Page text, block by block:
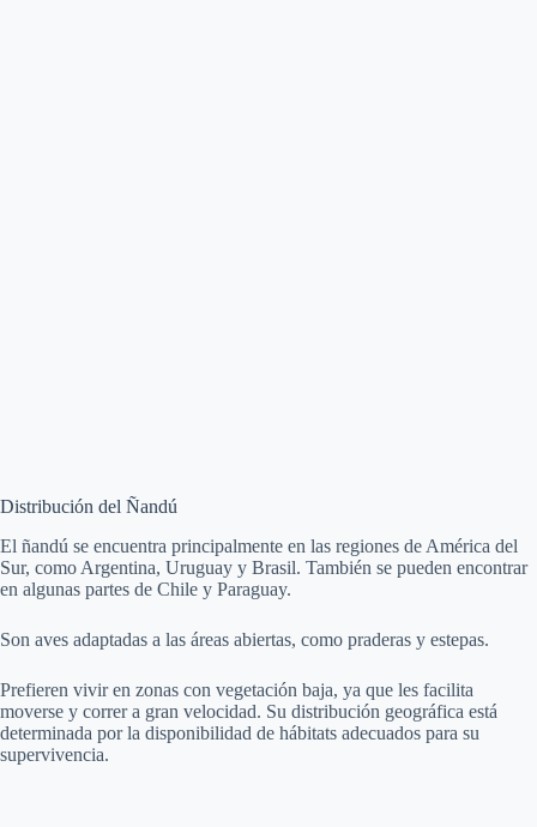
Distribución del Ñandú
El ñandú se encuentra principalmente en las regiones de América del
Sur, como Argentina, Uruguay y Brasil. También se pueden encontrar
en algunas partes de Chile y Paraguay.
Son aves adaptadas a las áreas abiertas, como praderas y estepas.
Prefieren vivir en zonas con vegetación baja, ya que les facilita
moverse y correr a gran velocidad. Su distribución geográfica está
determinada por la disponibilidad de hábitats adecuados para su
supervivencia.